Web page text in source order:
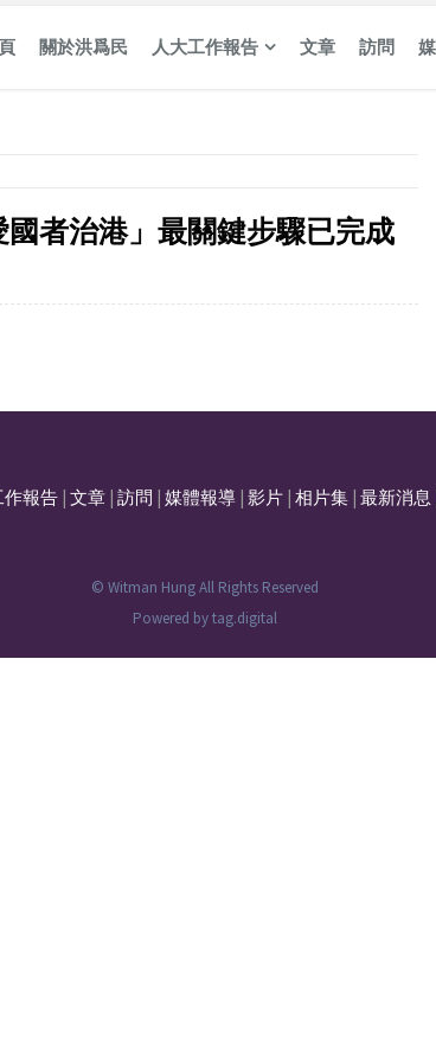
關於洪爲民 人大工作報告 文章 訪問
者治港」最關鍵步驟已完成
作報告 文章 訪問 媒體報導 影片 相片集 最新消息
© Witman Hung All Rights Reserved
Powered bytag.digital